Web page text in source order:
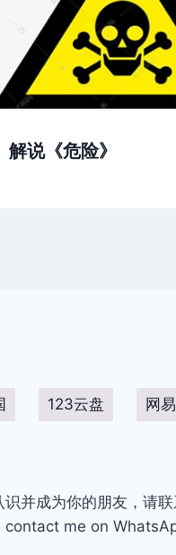
解说《危险》
123云盘 网
并成为你的朋友，请
me on